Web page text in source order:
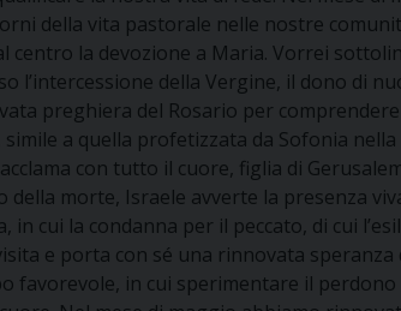
della vita pastorale nelle nostre
la devozione a Maria. Vorrei
della Vergine, il dono di
preghiera del Rosario per
a quella profetizzata da Sofonia
con tutto il cuore, figlia di
della morte, Israele avverte la presenza
cui la condanna per il peccato, di cui
e porta con sé una rinnovata speranza
favorevole, in cui sperimentare il